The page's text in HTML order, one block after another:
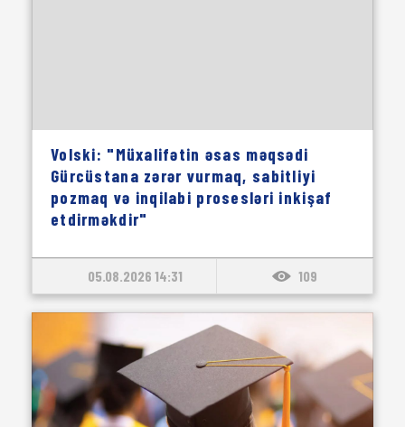
Volski: "Müxalifətin əsas məqsədi
Gürcüstana zərər vurmaq, sabitliyi
pozmaq və inqilabi prosesləri inkişaf
etdirməkdir"
05.08.2026 14:31 109